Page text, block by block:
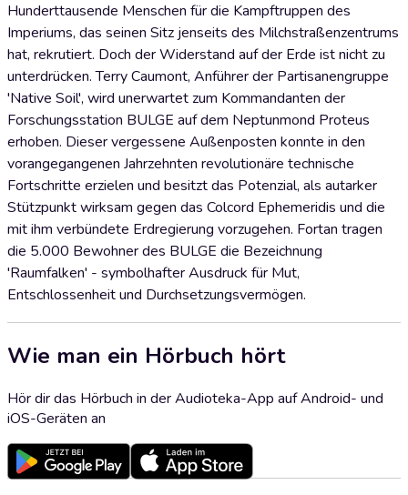
Hunderttausende Menschen für die Kampftruppen des
Imperiums, das seinen Sitz jenseits des Milchstraßenzentrums
hat, rekrutiert. Doch der Widerstand auf der Erde ist nicht zu
unterdrücken. Terry Caumont, Anführer der Partisanengruppe
'Native Soil', wird unerwartet zum Kommandanten der
Forschungsstation BULGE auf dem Neptunmond Proteus
erhoben. Dieser vergessene Außenposten konnte in den
vorangegangenen Jahrzehnten revolutionäre technische
Fortschritte erzielen und besitzt das Potenzial, als autarker
Stützpunkt wirksam gegen das Colcord Ephemeridis und die
mit ihm verbündete Erdregierung vorzugehen. Fortan tragen
die 5.000 Bewohner des BULGE die Bezeichnung
'Raumfalken' - symbolhafter Ausdruck für Mut,
Entschlossenheit und Durchsetzungsvermögen.
Wie man ein Hörbuch hört
Hör dir das Hörbuch in der Audioteka-App auf Android- und
iOS-Geräten an